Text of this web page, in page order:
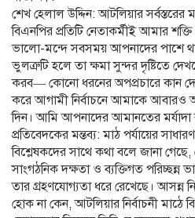
শেখ হেলাল উদ্দিন: আটলিয়ার
বিএনপির প্রতিটি নেতাকর্মীই আমার
ভালো-মন্দে সবসময় আপনাদের পাশে
ভুলত্রুটি হলে তা ক্ষমা সুন্দর দৃষ্টিতে
করব— কোনো ধরনের অপপ্রচারে কান
করে আগামী নির্বাচনে আমাকে আবারও
দিন। আমি আপনাদের আমানতের মর্যাদা
প্রতিবেদকের মন্তব্য: মাঠ পর্যায়ের
বিশ্লেষকদের সাথে কথা বলে জানা
সাংগঠনিক দক্ষতা ও ব্যক্তিগত পরিচ্ছন্ন
তার গ্রহণযোগ্যতা ধরে রেখেছে। আসন্ন
হোক না কেন, আটলিয়ার নির্বাচনী মাঠে